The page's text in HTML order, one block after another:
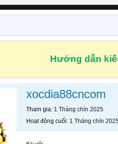
Hướng dẫn
xocdia88cncom
Tham gia 1 Tháng chín 2025
Hoạt động cuối 1 Tháng chín